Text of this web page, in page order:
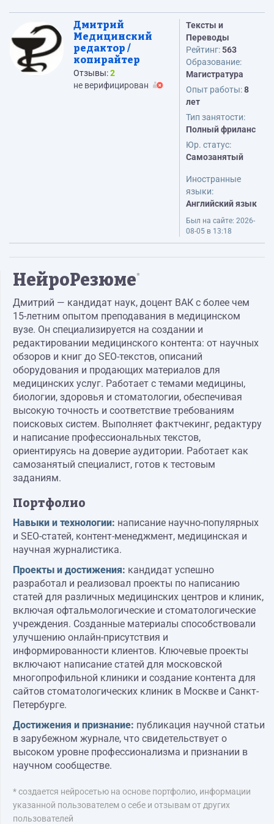
Дмитрий
Медицинский
редактор /
копирайтер
Отзывы:2
не верифицирован
Тексты и
Переводы
Рейтинг:563
Образование:
Магистратура
Опыт работы:8
лет
Тип занятости:
Полный фриланс
Юр. статус:
Самозанятый
Иностранные
языки:
Английский язык
Был на сайте:2026-
08-05 в 13:18
НейроРезюме*
Дмитрий — кандидат наук, доцент ВАК с более чем
15-летним опытом преподавания в медицинском
вузе. Он специализируется на создании и
редактировании медицинского контента: от научных
обзоров и книг до SEO-текстов, описаний
оборудования и продающих материалов для
медицинских услуг. Работает с темами медицины,
биологии, здоровья и стоматологии, обеспечивая
высокую точность и соответствие требованиям
поисковых систем. Выполняет фактчекинг, редактуру
и написание профессиональных текстов,
ориентируясь на доверие аудитории. Работает как
самозанятый специалист, готов к тестовым
заданиям.
Портфолио
Навыки и технологии: написание научно-популярных
и SEO-статей, контент-менеджмент, медицинская и
научная журналистика.
Проекты и достижения: кандидат успешно
разработал и реализовал проекты по написанию
статей для различных медицинских центров и клиник,
включая офтальмологические и стоматологические
учреждения. Созданные материалы способствовали
улучшению онлайн-присутствия и
информированности клиентов. Ключевые проекты
включают написание статей для московской
многопрофильной клиники и создание контента для
сайтов стоматологических клиник в Москве и Санкт-
Петербурге.
Достижения и признание: публикация научной статьи
в зарубежном журнале, что свидетельствует о
высоком уровне профессионализма и признании в
научном сообществе.
* создается нейросетью на основе портфолио, информации
указанной пользователем о себе и отзывам от других
пользователей